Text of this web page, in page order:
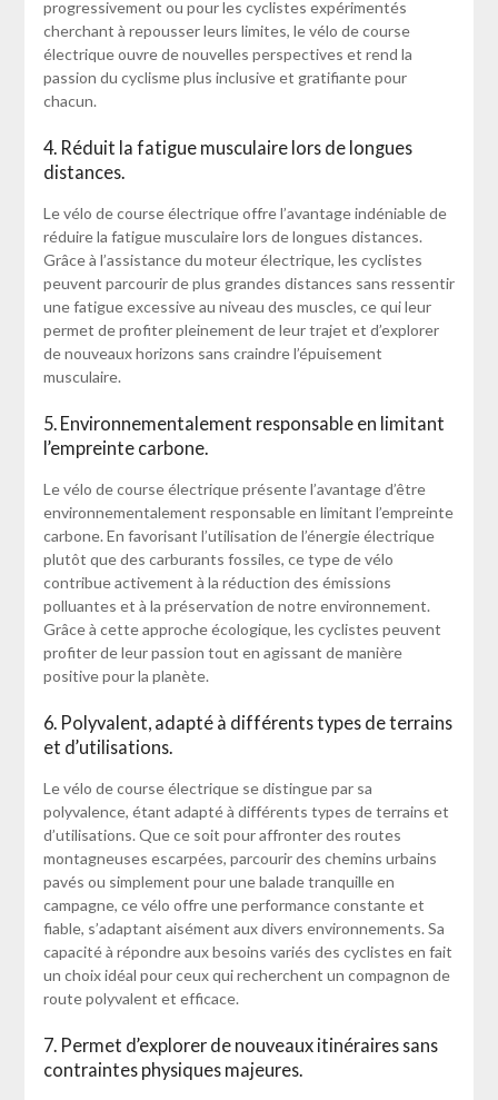
progressivement ou pour les cyclistes expérimentés
cherchant à repousser leurs limites, le vélo de course
électrique ouvre de nouvelles perspectives et rend la
passion du cyclisme plus inclusive et gratifiante pour
chacun.
4. Réduit la fatigue musculaire lors de longues
distances.
Le vélo de course électrique offre l’avantage indéniable de
réduire la fatigue musculaire lors de longues distances.
Grâce à l’assistance du moteur électrique, les cyclistes
peuvent parcourir de plus grandes distances sans ressentir
une fatigue excessive au niveau des muscles, ce qui leur
permet de profiter pleinement de leur trajet et d’explorer
de nouveaux horizons sans craindre l’épuisement
musculaire.
5. Environnementalement responsable en limitant
l’empreinte carbone.
Le vélo de course électrique présente l’avantage d’être
environnementalement responsable en limitant l’empreinte
carbone. En favorisant l’utilisation de l’énergie électrique
plutôt que des carburants fossiles, ce type de vélo
contribue activement à la réduction des émissions
polluantes et à la préservation de notre environnement.
Grâce à cette approche écologique, les cyclistes peuvent
profiter de leur passion tout en agissant de manière
positive pour la planète.
6. Polyvalent, adapté à différents types de terrains
et d’utilisations.
Le vélo de course électrique se distingue par sa
polyvalence, étant adapté à différents types de terrains et
d’utilisations. Que ce soit pour affronter des routes
montagneuses escarpées, parcourir des chemins urbains
pavés ou simplement pour une balade tranquille en
campagne, ce vélo offre une performance constante et
fiable, s’adaptant aisément aux divers environnements. Sa
capacité à répondre aux besoins variés des cyclistes en fait
un choix idéal pour ceux qui recherchent un compagnon de
route polyvalent et efficace.
7. Permet d’explorer de nouveaux itinéraires sans
contraintes physiques majeures.